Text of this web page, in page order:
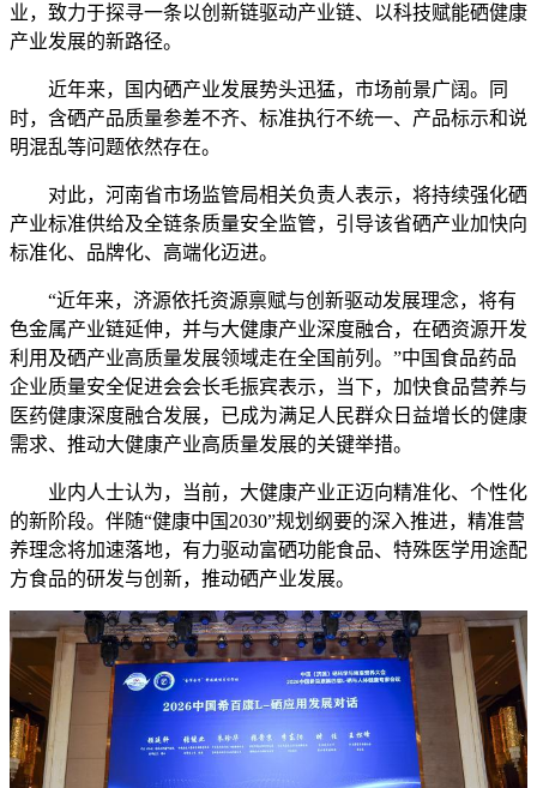
业，致力于探寻一条以创新链驱动产业链、以科技赋能硒健康
产业发展的新路径。
近年来，国内硒产业发展势头迅猛，市场前景广阔。同
时，含硒产品质量参差不齐、标准执行不统一、产品标示和说
明混乱等问题依然存在。
对此，河南省市场监管局相关负责人表示，将持续强化硒
产业标准供给及全链条质量安全监管，引导该省硒产业加快向
标准化、品牌化、高端化迈进。
“近年来，济源依托资源禀赋与创新驱动发展理念，将有
色金属产业链延伸，并与大健康产业深度融合，在硒资源开发
利用及硒产业高质量发展领域走在全国前列。”中国食品药品
企业质量安全促进会会长毛振宾表示，当下，加快食品营养与
医药健康深度融合发展，已成为满足人民群众日益增长的健康
需求、推动大健康产业高质量发展的关键举措。
业内人士认为，当前，大健康产业正迈向精准化、个性化
的新阶段。伴随“健康中国2030”规划纲要的深入推进，精准营
养理念将加速落地，有力驱动富硒功能食品、特殊医学用途配
方食品的研发与创新，推动硒产业发展。